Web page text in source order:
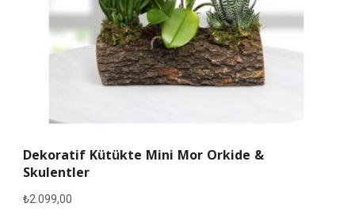
Dekoratif Kütükte Mini Mor Orkide &
Skulentler
₺2.099,00